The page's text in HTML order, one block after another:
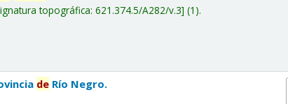
topográfica:621.374.5/A282/v.3 (1).
de Río Negro.